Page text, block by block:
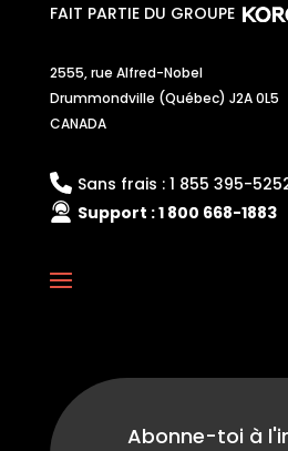
FAIT PARTIE DU GROUPE
2555, rue Alfred-Nobel
Drummondville (Québec) J2A 0L5
CANADA
Sans frais : 1 855 395-
Support :1 800 668-1883
Abonne-toi à